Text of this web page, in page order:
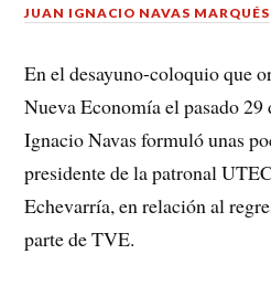
JUAN IGNACIO NAVAS MARQUÉS
En el desayuno-coloquio que
Nueva Economía el pasado 29
Ignacio Navas formuló unas
presidente de la patronal
Echevarría, en relación al
parte de TVE.